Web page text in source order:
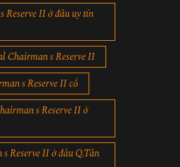
Reserve II ở đâu uy tín
Chairman s Reserve II
s Reserve II cổ
s Reserve II ở
Reserve II ở đâu Q.Tân